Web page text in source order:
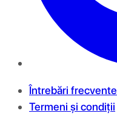
Întrebări frecvente
Termeni și condiții